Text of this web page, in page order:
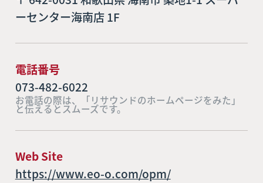
ーセンター海南店 1F
電話番号
073-482-6022
お電話の際は、「リサウンドのホームページをみた」
と伝えるとスムーズです。
Web Site
https://www.eo-o.com/opm/